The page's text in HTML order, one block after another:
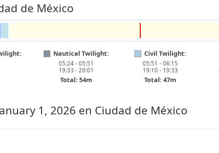
de México
Nautical Twilight:
05:24 - 05:51
19:33 - 20:01
Total: 54m
Civil Twilight:
05:51 - 06:15
19:10 - 19:33
Total: 47m
1, 2026 en Ciudad de México